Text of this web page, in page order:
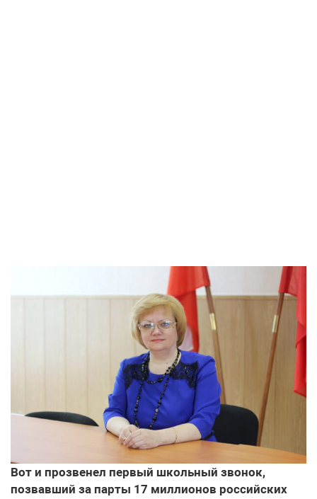
Вот и прозвенел первый школьный звонок,
позвавший за парты 17 миллионов российских